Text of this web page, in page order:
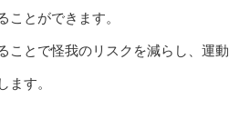
とができます。
ことで怪我のリスクを減らし、運動
す。